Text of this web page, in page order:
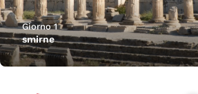
Giorno 1
smirne